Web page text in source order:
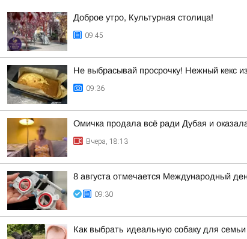
Доброе утро, Культурная столица!
09:45
Не выбрасывай просрочку! Нежный кекс
09:36
Омичка продала всё ради Дубая и
Вчера, 18:13
8 августа отмечается Международный
09:30
Как выбрать идеальную собаку для